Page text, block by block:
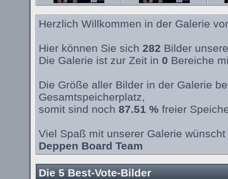
Herzlich Willkommen in der Galerie
Hier können Sie sich 282 Bilder
Die Galerie ist zur Zeit in 0 Bereiche
Die Größe aller Bilder in der Galerie
Gesamtspeicherplatz,
somit sind noch 87.51 % freier
Viel Spaß mit unserer Galerie
Deppen Board Team
Die 5 Best-Vote-Bilder